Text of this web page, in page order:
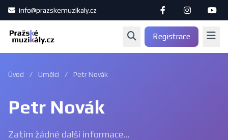
info@prazskemuzikaly.cz
Registrace
Úvod / Umělci / Petr Novák
Petr Novák
Zatím žádné další informace...